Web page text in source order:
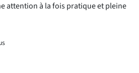
attention à la fois pratique et pleine